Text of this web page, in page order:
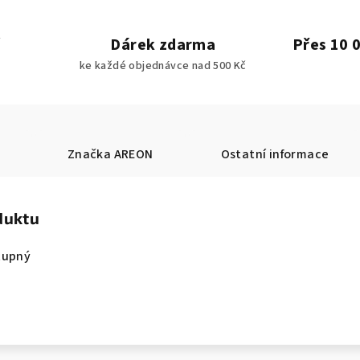
Dárek zdarma
ke každé objednávce nad 500 Kč
Přes 10
Značka AREON Ostatní informace